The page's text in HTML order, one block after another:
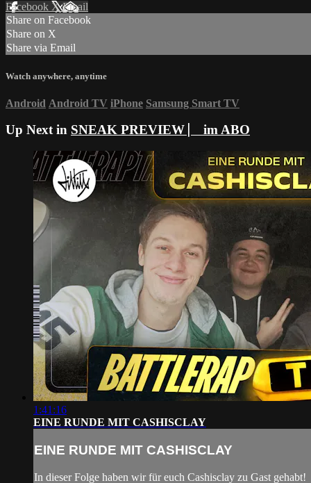
Facebook XEmail
Share on Facebook
Share on X
Share via Email
Watch anywhere, anytime
Android Android TV iPhone Samsung Smart TV
Up Next in SNEAK PREVIEW ⎸ im ABO
1:41:16
EINE RUNDE MIT CASHISCLAY
EINE RUNDE MIT CASHISCLAY
In dieser Folge haben wir für euch Cashisclay zu Gast gehabt!